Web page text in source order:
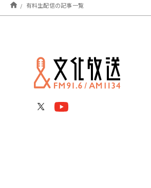
有料生配信の記事一覧